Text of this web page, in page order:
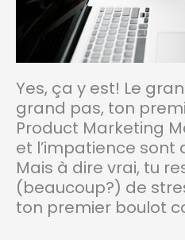
Yes, ça y est! Le
grand pas, ton
Product Marketing
et l’impatience sont
Mais à dire vrai, tu
(beaucoup?) de
ton premier boulot